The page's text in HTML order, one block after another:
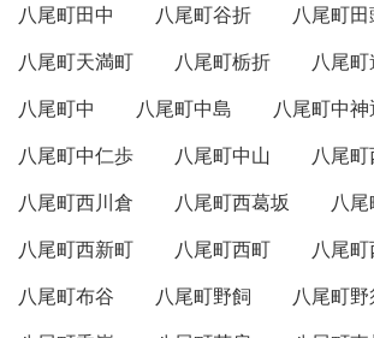
八尾町田中
八尾町谷折
八尾町
八尾町天満町
八尾町栃折
八尾
八尾町中
八尾町中島
八尾町中神
八尾町中仁歩
八尾町中山
八尾
八尾町西川倉
八尾町西葛坂
八
八尾町西新町
八尾町西町
八尾
八尾町布谷
八尾町野飼
八尾町